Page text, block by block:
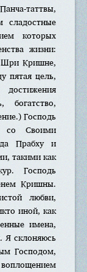
таттвы,
сладостные
которых
жизни:
Шри Кришне,
пятая цель,
богатство,
Господь
со Своими
Прабху и
такими как
Господь
Кришны.
любви,
иной, как
имена,
Я склоняюсь
Господом,